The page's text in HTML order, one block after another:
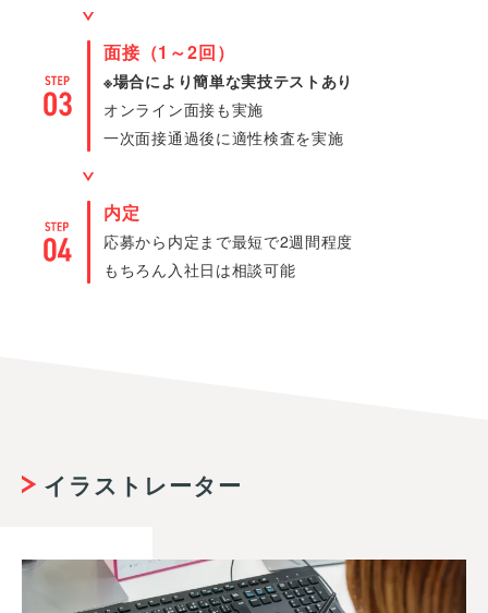
面接（1～2回）
※場合により簡単な実技テストあり
オンライン面接も実施
一次面接通過後に適性検査を実施
内定
応募から内定まで最短で2週間程度
もちろん入社日は相談可能
イラストレーター